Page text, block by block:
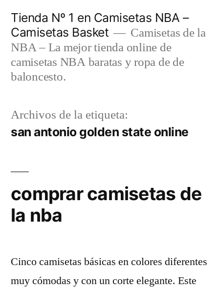
contenido
Tienda Nº 1 en Camisetas NBA –
Camisetas Basket
Camisetas de la
NBA – La mejor tienda online de
camisetas NBA baratas y ropa de de
baloncesto.
Archivos de la etiqueta:
san antonio golden state online
comprar camisetas de
la nba
Cinco camisetas básicas en colores diferentes
muy cómodas y con un corte elegante. Este